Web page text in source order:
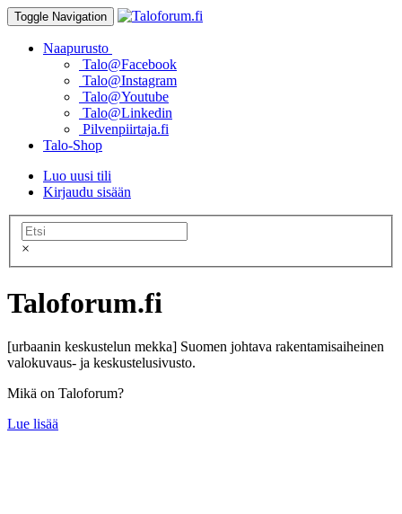
Toggle Navigation
Naapurusto
Talo@Facebook
Talo@Instagram
Talo@Youtube
Talo@Linkedin
Pilvenpiirtaja.fi
Talo-Shop
Luo uusi tili
Kirjaudu sisään
×
Taloforum.fi
[urbaanin keskustelun mekka] Suomen johtava rakentamisaiheinen
valokuvaus- ja keskustelusivusto.
Mikä on Taloforum?
Lue lisää